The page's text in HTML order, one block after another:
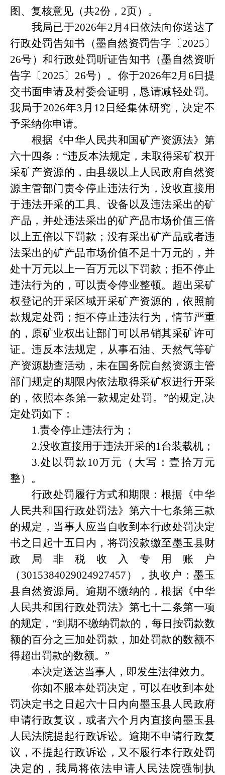
图、复核意见（共2份，2页）。
我局已于2026年2月4日依法向你送达了
行政处罚告知书（墨自然资罚告字〔2025〕
26号）和行政处罚听证告知书（墨自然资听
告字〔2025〕26号）。你于2026年2月6日提
交书面申请及村委会证明，恳请减轻处罚。
我局于2026年3月12日经集体研究，决定不
予采纳你申请。
根据《中华人民共和国矿产资源法》第
六十四条： “违反本法规定，未取得采矿权开
采矿产资源的，由县级以上人民政府自然资
源主管部门责令停止违法行为，没收直接用
于违法开采的工具、设备以及 违法采出的矿
产品，并处违法采出的矿产品市场价值三倍
以上五倍以下罚款；没有采出矿产品或者违
法采出的矿产品市场价值不足十万元的，并
处十万元以上一百万元以下罚款；拒不停止
违法行为的，可以责令停业整顿。超出采矿
权登记的开采区域开采矿产资源的，依照前
款规定处罚；拒不停止违法行为，情节严重
的，原矿业权出让部门可以吊销其采矿许可
证。违反本法规定，从事石油、天然气等矿
产资源勘查活动，未在国务院自然资源主管
部门规定的期限内依法取得采矿权进行开采
的，依照本条第一款规定处罚。”的规定,决
定处罚如下：
1.责令停止违法行为；
2.没收直接用于违法开采的1台装载机；
3.处以罚款10万元（大写：壹拾万元
整）。
行政处罚履行方式和期限：根据《中华
人民共和国行政处罚法》第六十七条第三款
的规定，当事人应当自收到本行政处罚决定
书之日起十五日内，将罚没款缴至墨玉县财
政局非税收入专用账户
（ 3015384029024927457），执收户：墨玉
县自然资源局。逾期不缴纳的，根据《中华
人民共和国行政处罚法》第七十二条第一项
的规定，“到期不缴纳罚款的，每日按罚款数
额的百分之三加处罚款，加处罚款的数额不
得超出罚款的数额。”
本决定送达当事人，即发生法律效力。
你如不服本处罚决定，可以在收到本处
罚决定书之日起六十日内向墨玉县人民政府
申请行政复议，或者六个月内直接向墨玉县
人民法院提起行政诉讼。逾期不申请行政复
议，不提起行政诉讼，又不履行本行政处罚
决定的，我局将依法申请人民法院强制执